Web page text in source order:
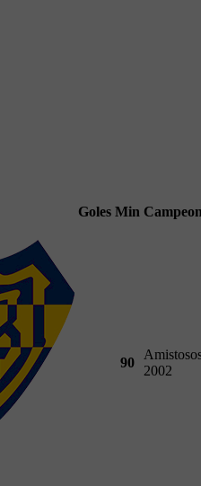
Goles Min
90
2002